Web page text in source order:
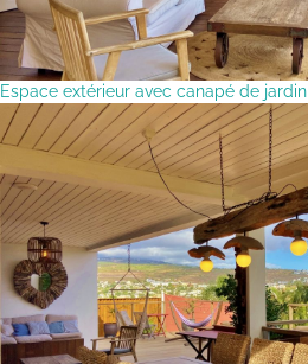
Espace extérieur avec canapé de jardin